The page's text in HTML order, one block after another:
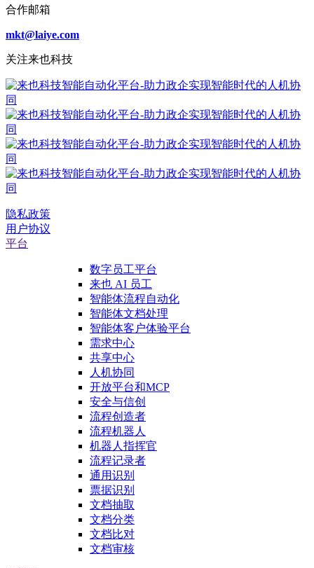
合作邮箱
mkt@laiye.com
关注来也科技
隐私政策
用户协议
平台
数字员工平台
来也 AI 员工
智能体流程自动化
智能体文档处理
智能体客户体验平台
需求中心
共享中心
人机协同
开放平台和MCP
安全与信创
流程创造者
流程机器人
机器人指挥官
流程记录者
通用识别
票据识别
文档抽取
文档分类
文档比对
文档审核